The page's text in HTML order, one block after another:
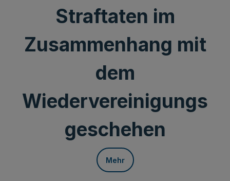
Straftaten im
Zusammenhang mit
dem
Wiedervereinigungs
geschehen
Mehr